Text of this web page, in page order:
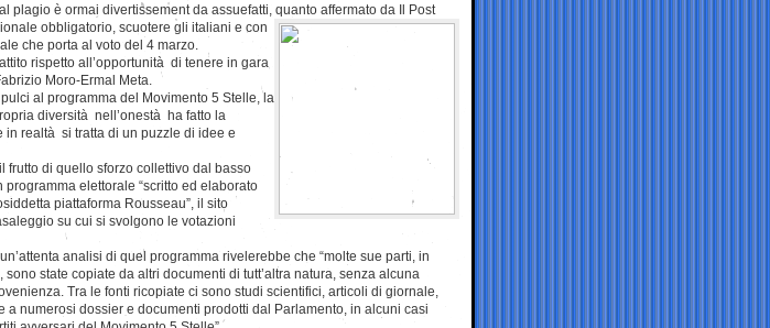
plagio è ormai divertissement da assuefatti, quanto affermato da Il Post
obbligatorio, scuotere gli italiani e con
che porta al voto del 4 marzo.
rispetto all’opportunità di tenere in gara
Moro-Ermal Meta.
al programma del Movimento 5 Stelle, la
diversità nell’onestà ha fatto la
in realtà si tratta di un puzzle di idee e
frutto di quello sforzo collettivo dal basso
programma elettorale “scritto ed elaborato
piattaforma Rousseau”, il sito
su cui si svolgono le votazioni
analisi di quel programma rivelerebbe che “molte sue parti, in
state copiate da altri documenti di tutt’altra natura, senza alcuna
Tra le fonti ricopiate ci sono studi scientifici, articoli di giornale,
a numerosi dossier e documenti prodotti dal Parlamento, in alcuni casi